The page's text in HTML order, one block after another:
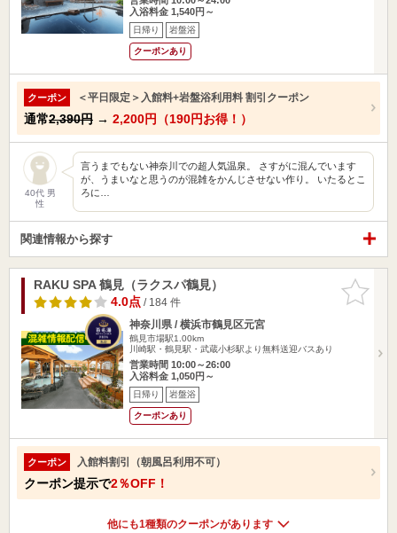
入浴料金 1,540円～
日帰り 岩盤浴
クーポンあり
クーポン ＜平日限定＞入館料+岩盤浴利用料 割引クーポン
通常2,390円 → 2,200円（190円お得！）
40代 男
性
言うまでもない神奈川での超人気温泉。 さすがに混んでいます
が、うまいなと思うのが混雑をかんじさせない作り。 いたるとこ
ろに…
関連情報から探す
お気に入
りに追加
RAKU SPA 鶴見（ラクスパ鶴見）
4.0点/ 184 件
神奈川県 / 横浜市鶴見区元宮
鶴見市場駅1.00km
川崎駅・鶴見駅・武蔵小杉駅より無料送迎バスあり
営業時間 10:00～26:00
入浴料金 1,050円～
日帰り 岩盤浴
クーポンあり
クーポン 入館料割引（朝風呂利用不可）
クーポン提示で2％OFF！
他にも1種類のクーポンがあります